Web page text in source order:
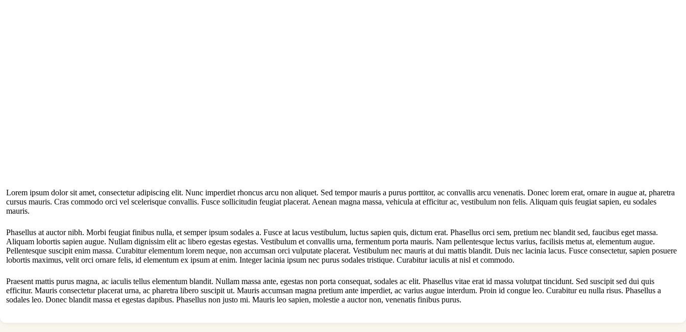
Lorem ipsum dolor sit amet, consectetur adipiscing elit. Nunc imperdiet rhoncus arcu non aliquet. Sed tempor mauris a purus porttitor, ac convallis arcu venenatis. Donec lorem erat, ornare in augue at, pharetra
cursus mauris. Cras commodo orci vel scelerisque convallis. Fusce sollicitudin feugiat placerat. Aenean magna massa, vehicula at efficitur ac, vestibulum non felis. Aliquam quis feugiat sapien, eu sodales
mauris.
Phasellus at auctor nibh. Morbi feugiat finibus nulla, et semper ipsum sodales a. Fusce at lacus vestibulum, luctus sapien quis, dictum erat. Phasellus orci sem, pretium nec blandit sed, faucibus eget massa.
Aliquam lobortis sapien augue. Nullam dignissim elit ac libero egestas egestas. Vestibulum et convallis urna, fermentum porta mauris. Nam pellentesque lectus varius, facilisis metus at, elementum augue.
Pellentesque suscipit enim massa. Curabitur elementum lorem neque, non accumsan orci vulputate placerat. Vestibulum nec mauris at dui mattis blandit. Duis nec lacinia lacus. Fusce consectetur, sapien posuere
lobortis maximus, velit orci ornare felis, id elementum ex ipsum at enim. Integer lacinia ipsum nec purus sodales tristique. Curabitur iaculis at nisl et commodo.
Praesent mattis purus magna, ac iaculis tellus elementum blandit. Nullam massa ante, egestas non porta consequat, sodales ac elit. Phasellus vitae erat id massa volutpat tincidunt. Sed suscipit sed dui quis
efficitur. Mauris consectetur placerat urna, ac pharetra libero suscipit ut. Mauris accumsan magna pretium ante imperdiet, ac varius augue interdum. Proin id congue leo. Curabitur eu nulla risus. Phasellus a
sodales leo. Donec blandit massa et egestas dapibus. Phasellus non justo mi. Mauris leo sapien, molestie a auctor non, venenatis finibus purus.